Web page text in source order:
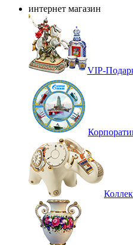
интернет магазин
VIP-